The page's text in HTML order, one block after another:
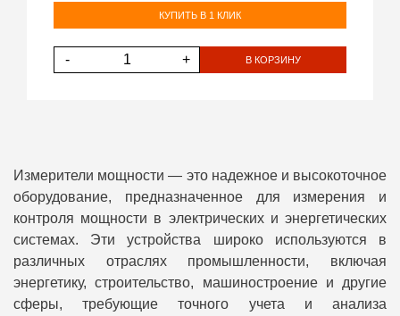
КУПИТЬ В 1 КЛИК
- + В КОРЗИНУ
Измерители мощности — это надежное и высокоточное
оборудование, предназначенное для измерения и
контроля мощности в электрических и энергетических
системах. Эти устройства широко используются в
различных отраслях промышленности, включая
энергетику, строительство, машиностроение и другие
сферы, требующие точного учета и анализа